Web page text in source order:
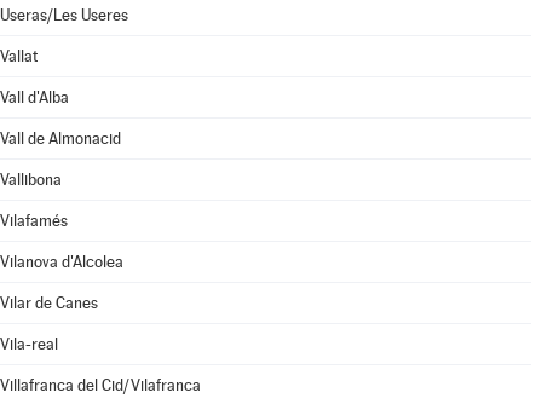
Useras/Les Useres
Vallat
Vall d'Alba
Vall de Almonacid
Vallibona
Vilafamés
Vilanova d'Alcolea
Vilar de Canes
Vila-real
Villafranca del Cid/Vilafranca